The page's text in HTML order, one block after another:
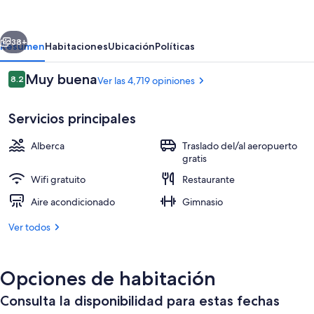
-
LAX
Airport
IHG
Exterior
Siguiente
38+
ResumenHabitacionesUbicaciónPolíticas
Opiniones
8.28.2 de 10,
Muy buenaVer las 4,719 opiniones
Servicios principales
Alberca
Traslado del/al aeropuerto
gratis
Wifi gratuito
Restaurante
Aire acondicionado
Gimnasio
Ver todos
Opciones de habitación
Consulta la disponibilidad para estas fechas